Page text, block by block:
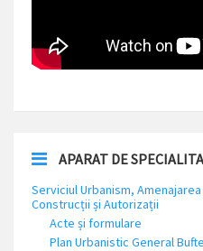
APARAT DE
Serviciul Urbanism,
Construcții și Autorizații
Acte și formulare
Plan Urbanistic General